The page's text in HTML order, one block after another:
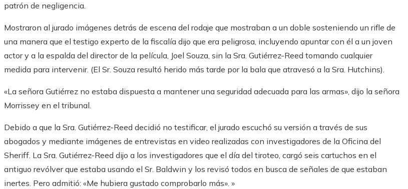
patrón de negligencia.
Mostraron al jurado imágenes detrás de escena del rodaje que mostraban a un doble sosteniendo un rifle de
una manera que el testigo experto de la fiscalía dijo que era peligrosa, incluyendo apuntar con él a un joven
actor y a la espalda del director de la película, Joel Souza, sin la Sra. Gutiérrez-Reed tomando cualquier
medida para intervenir. (El Sr. Souza resultó herido más tarde por la bala que atravesó a la Sra. Hutchins).
«La señora Gutiérrez no estaba dispuesta a mantener una seguridad adecuada para las armas», dijo la señora
Morrissey en el tribunal.
Debido a que la Sra. Gutiérrez-Reed decidió no testificar, el jurado escuchó su versión a través de sus
abogados y mediante imágenes de entrevistas en video realizadas con investigadores de la Oficina del
Sheriff. La Sra. Gutiérrez-Reed dijo a los investigadores que el día del tiroteo, cargó seis cartuchos en el
antiguo revólver que estaba usando el Sr. Baldwin y los revisó todos en busca de señales de que estaban
inertes. Pero admitió: «Me hubiera gustado comprobarlo más». »